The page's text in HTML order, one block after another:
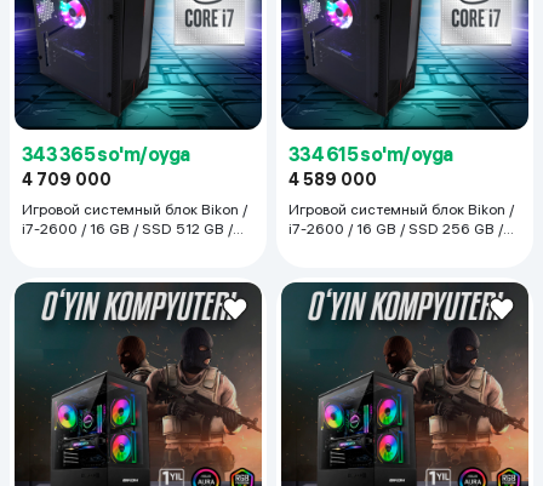
343 365 so'm/oyga
4 709 000
Игровой системный блок Bikon /
i7-2600 / 16 GB / SSD 512 GB /
334 615 so'm/oyga
4 589 000
Игровой системный блок Bikon /
i7-2600 / 16 GB / SSD 256 GB /